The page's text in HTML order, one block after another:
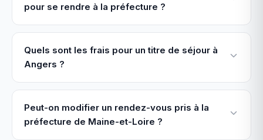
pour se rendre à la préfecture ?
Quels sont les frais pour un titre de séjour à
Angers ?
Peut-on modifier un rendez-vous pris à la
préfecture de Maine-et-Loire ?